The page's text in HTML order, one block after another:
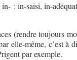
: in-saisi, in-
(rendre toujours
elle-même, c’est
par exemple.